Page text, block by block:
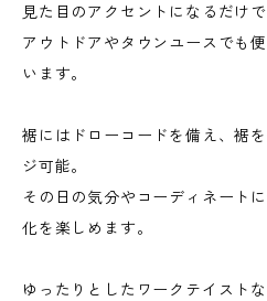
見た目のアクセントになるだけで
アウトドアやタウンユースでも
います。
裾にはドローコードを備え、裾
ジ可能。
その日の気分やコーディネート
化を楽しめます。
ゆったりとしたワークテイスト